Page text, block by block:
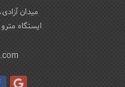
میدان
ایستگاه